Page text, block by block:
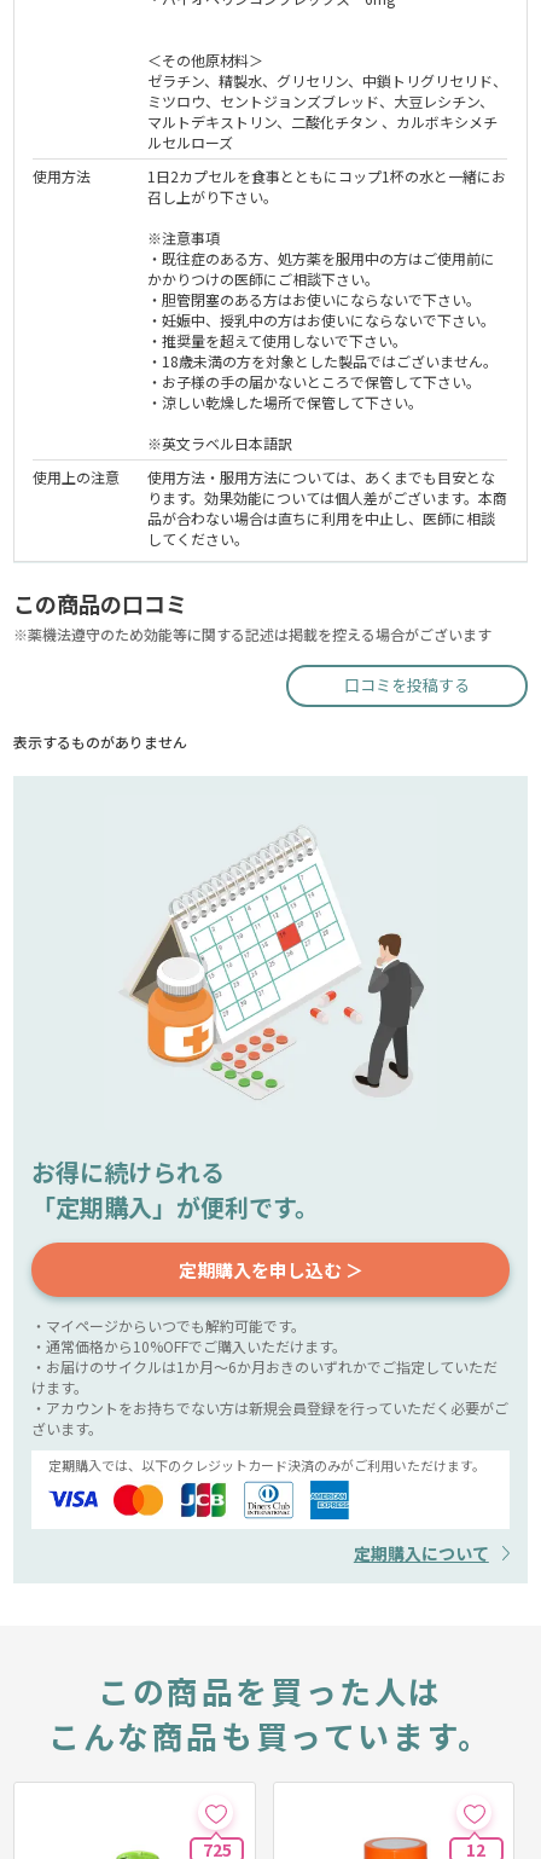
＜その他原材料＞
ゼラチン、精製水、グリセリン、中鎖トリグリセリド、
ミツロウ、セントジョンズブレッド、大豆レシチン、
マルトデキストリン、二酸化チタン 、カルボキシメチ
ルセルローズ
使用方法
1日2カプセルを食事とともにコップ1杯の水と一緒にお
召し上がり下さい。
※注意事項
・既往症のある方、処方薬を服用中の方はご使用前に
かかりつけの医師にご相談下さい。
・胆管閉塞のある方はお使いにならないで下さい。
・妊娠中、授乳中の方はお使いにならないで下さい。
・推奨量を超えて使用しないで下さい。
・18歳未満の方を対象とした製品ではございません。
・お子様の手の届かないところで保管して下さい。
・涼しい乾燥した場所で保管して下さい。
※英文ラベル日本語訳
使用上の注意
使用方法・服用方法については、あくまでも目安とな
ります。効果効能については個人差がございます。本商
品が合わない場合は直ちに利用を中止し、医師に相談
してください。
この商品の口コミ
※薬機法遵守のため効能等に関する記述は掲載を控える場合がございます
口コミを投稿する
表示するものがありません
お得に続けられる
「定期購入」が便利です。
定期購入を申し込む ＞
・マイページからいつでも解約可能です。
・通常価格から10%OFFでご購入いただけます。
・お届けのサイクルは1か月～6か月おきのいずれかでご指定していただ
けます。
・アカウントをお持ちでない方は新規会員登録を行っていただく必要がご
ざいます。
定期購入では、以下のクレジットカード決済のみがご利用いただけます。
定期購入について
この商品を買った人は
こんな商品も買っています。
725 12